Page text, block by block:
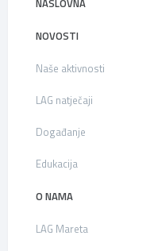
NOVOSTI
Naše aktivnosti
LAG natječaji
Događanje
Edukacija
O NAMA
LAG Mareta